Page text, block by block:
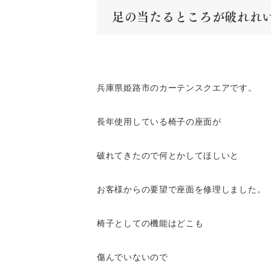
足の当たるところが破れれ
兵庫県姫路市のカーテンスクエアです。
長年使用している椅子の座面が
破れてきたので何とかしてほしいと
お客様からの要望で座面を修理しました。
椅子としての機能はどこも
傷んでいないので